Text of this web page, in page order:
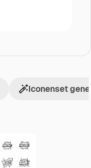
Iconenset